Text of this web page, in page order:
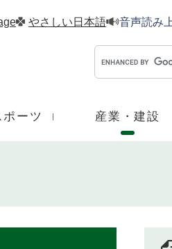
やさしい日本語 音声読み
ーツ 産業・建設